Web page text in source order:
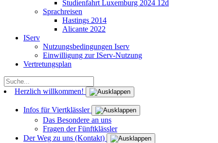
Studienfahrt Luxemburg 2024 12d
Sprachreisen
Hastings 2014
Alicante 2022
IServ
Nutzungsbedingungen Iserv
Einwilligung zur IServ-Nutzung
Vertretungsplan
Herzlich willkommen!
Infos für Viertklässler
Das Besondere an uns
Fragen der Fünftklässler
Der Weg zu uns (Kontakt)